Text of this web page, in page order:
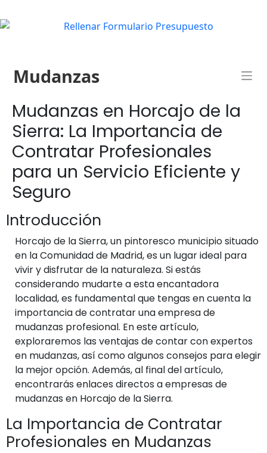
Mudanzas
Mudanzas en Horcajo de la
Sierra: La Importancia de
Contratar Profesionales
para un Servicio Eficiente y
Seguro
Introducción
Horcajo de la Sierra, un pintoresco municipio situado
en la Comunidad de Madrid, es un lugar ideal para
vivir y disfrutar de la naturaleza. Si estás
considerando mudarte a esta encantadora
localidad, es fundamental que tengas en cuenta la
importancia de contratar una empresa de
mudanzas profesional. En este artículo,
exploraremos las ventajas de contar con expertos
en mudanzas, así como algunos consejos para elegir
la mejor opción. Además, al final del artículo,
encontrarás enlaces directos a empresas de
mudanzas en Horcajo de la Sierra.
La Importancia de Contratar
Profesionales en Mudanzas